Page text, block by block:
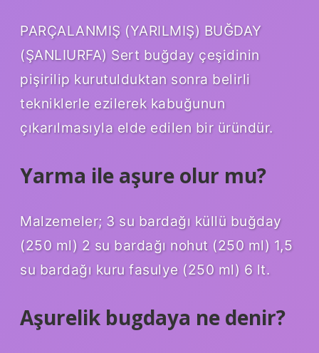
PARÇALANMIŞ (YARILMIŞ) BUĞDAY
(ŞANLIURFA) Sert buğday çeşidinin
pişirilip kurutulduktan sonra belirli
tekniklerle ezilerek kabuğunun
çıkarılmasıyla elde edilen bir üründür.
Yarma ile aşure olur mu?
Malzemeler; 3 su bardağı küllü buğday
(250 ml) 2 su bardağı nohut (250 ml) 1,5
su bardağı kuru fasulye (250 ml) 6 lt.
Aşurelik bugdaya ne denir?